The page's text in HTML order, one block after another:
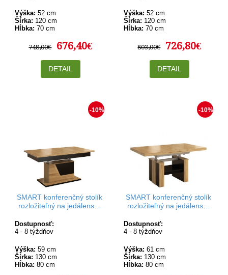
Výška: 52 cm
Šírka: 120 cm
Hĺbka: 70 cm
748,00€ 676,40€
DETAIL
Výška: 52 cm
Šírka: 120 cm
Hĺbka: 70 cm
803,00€ 726,80€
DETAIL
-10%
SMART konferenčný stolík
rozložiteľný na jedálenský
dvíhaním
Dostupnosť:
4 - 8 týždňov
Výška: 59 cm
Šírka: 130 cm
Hĺbka: 80 cm
-10%
SMART konferenčný stolík
rozložiteľný na jedálenský
automat
Dostupnosť:
4 - 8 týždňov
Výška: 61 cm
Šírka: 130 cm
Hĺbka: 80 cm